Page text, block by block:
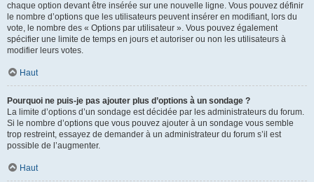
chaque option devant être insérée sur une nouvelle ligne. Vous pouvez définir
le nombre d’options que les utilisateurs peuvent insérer en modifiant, lors du
vote, le nombre des « Options par utilisateur ». Vous pouvez également
spécifier une limite de temps en jours et autoriser ou non les utilisateurs à
modifier leurs votes.
Haut
Pourquoi ne puis-je pas ajouter plus d’options à un sondage ?
La limite d’options d’un sondage est décidée par les administrateurs du forum.
Si le nombre d’options que vous pouvez ajouter à un sondage vous semble
trop restreint, essayez de demander à un administrateur du forum s’il est
possible de l’augmenter.
Haut